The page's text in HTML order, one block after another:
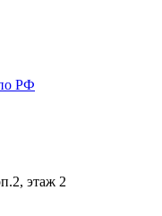
РФ
этаж 2